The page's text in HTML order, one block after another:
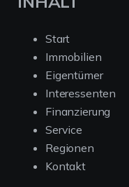
Start
Immobilien
Eigentümer
Interessenten
Finanzierung
Service
Regionen
Kontakt